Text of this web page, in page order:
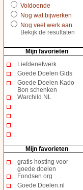
Voldoende
Nog wat bijwerken
Nog veel werk aan
Bekijk de resultaten
Mijn favorieten
Liefdenetwerk
Goede Doelen Gids
Goede Doelen Kado
Bon schenken
Warchild NL
Mijn favorieten
gratis hosting voor
goede doelen
Fondsen org
Goede Doelen.nl